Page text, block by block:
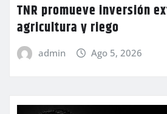
TNR promueve inversión
agricultura y riego
admin Ago 5, 2026